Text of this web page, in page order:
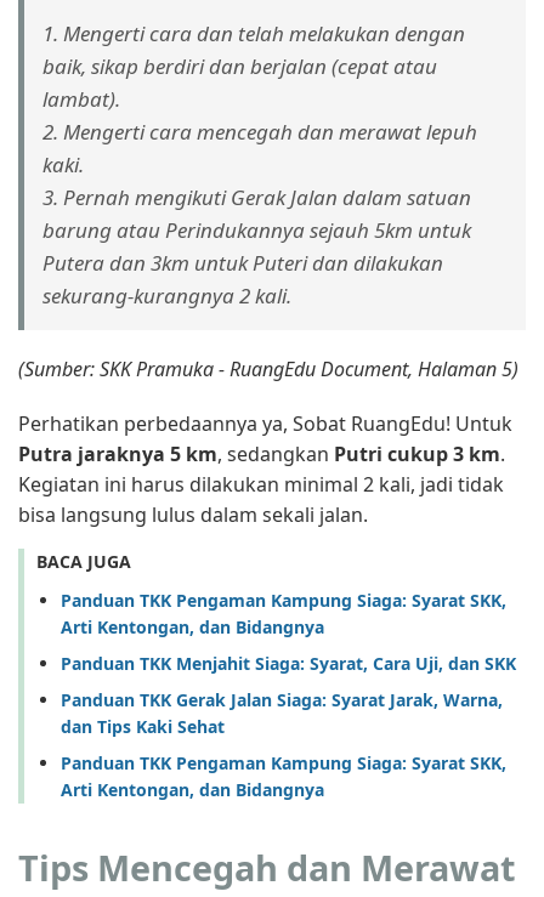
1. Mengerti cara dan telah melakukan dengan
baik, sikap berdiri dan berjalan (cepat atau
lambat).
2. Mengerti cara mencegah dan merawat lepuh
kaki.
3. Pernah mengikuti Gerak Jalan dalam satuan
barung atau Perindukannya sejauh 5km untuk
Putera dan 3km untuk Puteri dan dilakukan
sekurang-kurangnya 2 kali.
(Sumber: SKK Pramuka - RuangEdu Document, Halaman 5)
Perhatikan perbedaannya ya, Sobat RuangEdu! Untuk
Putra jaraknya 5 km, sedangkan Putri cukup 3 km.
Kegiatan ini harus dilakukan minimal 2 kali, jadi tidak
bisa langsung lulus dalam sekali jalan.
BACA JUGA
Panduan TKK Pengaman Kampung Siaga: Syarat SKK,
Arti Kentongan, dan Bidangnya
Panduan TKK Menjahit Siaga: Syarat, Cara Uji, dan SKK
Panduan TKK Gerak Jalan Siaga: Syarat Jarak, Warna,
dan Tips Kaki Sehat
Panduan TKK Pengaman Kampung Siaga: Syarat SKK,
Arti Kentongan, dan Bidangnya
Tips Mencegah dan Merawat